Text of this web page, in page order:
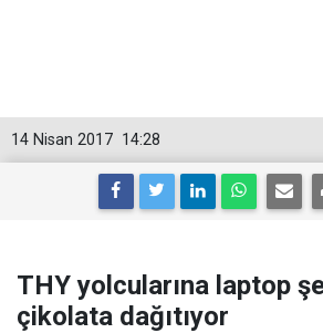
14:28
14 Nisan 2017
THY yolcularına laptop
çikolata dağıtıyor